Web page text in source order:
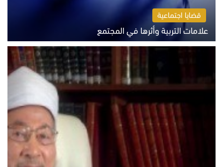
قضايا اجتماعية
علامات التربية وأثرها في المجتمع
الثلاثاء 4 أغسطس 2026 12:50 م